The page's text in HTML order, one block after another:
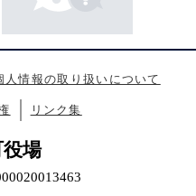
人情報の取り扱いについて
リンク集
場